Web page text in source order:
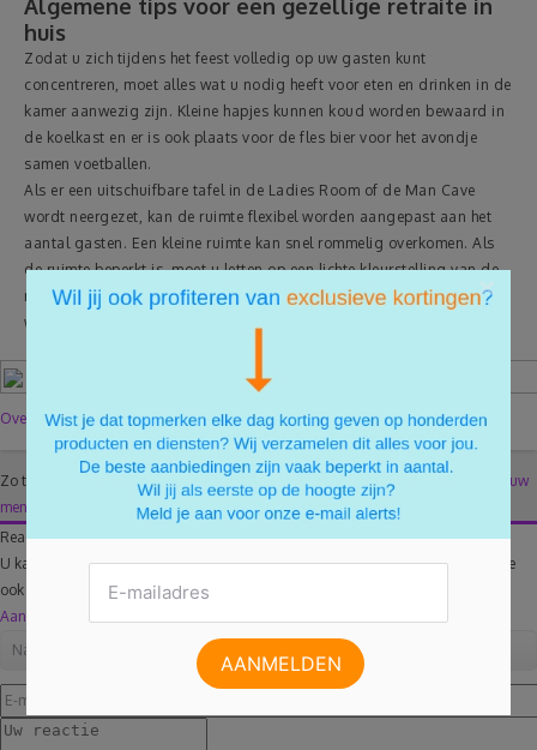
Algemene tips voor een gezellige retraite in
huis
Zodat u zich tijdens het feest volledig op uw gasten kunt
concentreren, moet alles wat u nodig heeft voor eten en drinken in de
kamer aanwezig zijn. Kleine hapjes kunnen koud worden bewaard in
de koelkast en er is ook plaats voor de fles bier voor het avondje
samen voetballen.
Als er een uitschuifbare tafel in de Ladies Room of de Man Cave
wordt neergezet, kan de ruimte flexibel worden aangepast aan het
aantal gasten. Een kleine ruimte kan snel rommelig overkomen. Als
de ruimte beperkt is, moet u letten op een lichte kleurstelling van de
muren en bij de keuze van het interieur. Spiegels aan de muur kunnen
worden gebruikt om een kamer optisch groter te doen lijken.
Over de auteur
Zo te zien heeft er nog niemand gereageerd. Er zijn nog geen reacties.
Deel jouw
mening en reageer als eerste!
Reageer ook op dit artikel
U kan optioneel inloggen met Facebook. U krijgt dan de mogelijk om uw reactie
ook te delen.
Aanmelden
×